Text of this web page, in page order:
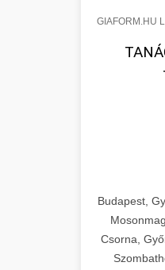
GIAFORM.HU
Budapest,
Csorna,